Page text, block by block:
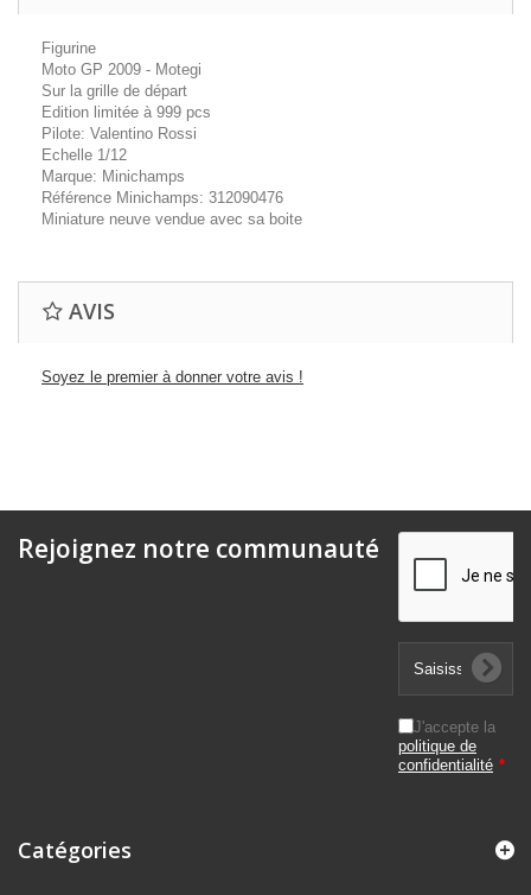
Figurine
Moto GP 2009 - Motegi
Sur la grille de départ
Edition limitée à 999 pcs
Pilote: Valentino Rossi
Echelle 1/12
Marque: Minichamps
Référence Minichamps: 312090476
Miniature neuve vendue avec sa boite
AVIS
Soyez le premier à donner votre avis !
Rejoignez notre communauté
J'accepte la
politique de
confidentialité *
Catégories